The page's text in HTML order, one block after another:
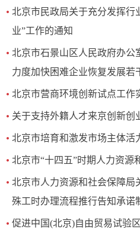
北京市民政局关于充分发挥行
业”工作的通知
北京市石景山区人民政府办公
力度加快困难企业恢复发展若
北京市营商环境创新试点工作
关于支持外籍人才来京创新创
北京市培育和激发市场主体活
北京市“十四五”时期人力资源
北京市人力资源和社会保障局
殊工时办理流程推行告知承诺
促进中国(北京)自由贸易试验